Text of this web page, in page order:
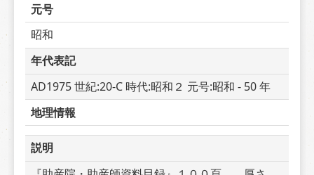
元号
昭和
年代表記
AD1975 世紀:20-C 時代:昭和２ 元号:昭和 - 50 年
地理情報
説明